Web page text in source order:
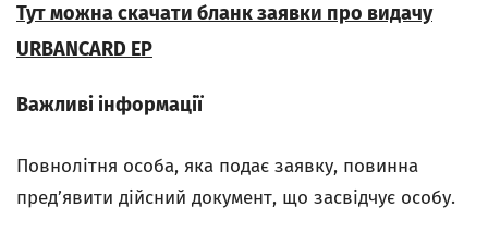
Тут можна скачати бланк заявки про видачу
URBANCARD EP
Важливі інформації
Повнолітня особа, яка подає заявку, повинна
пред’явити дійсний документ, що засвідчує особу.